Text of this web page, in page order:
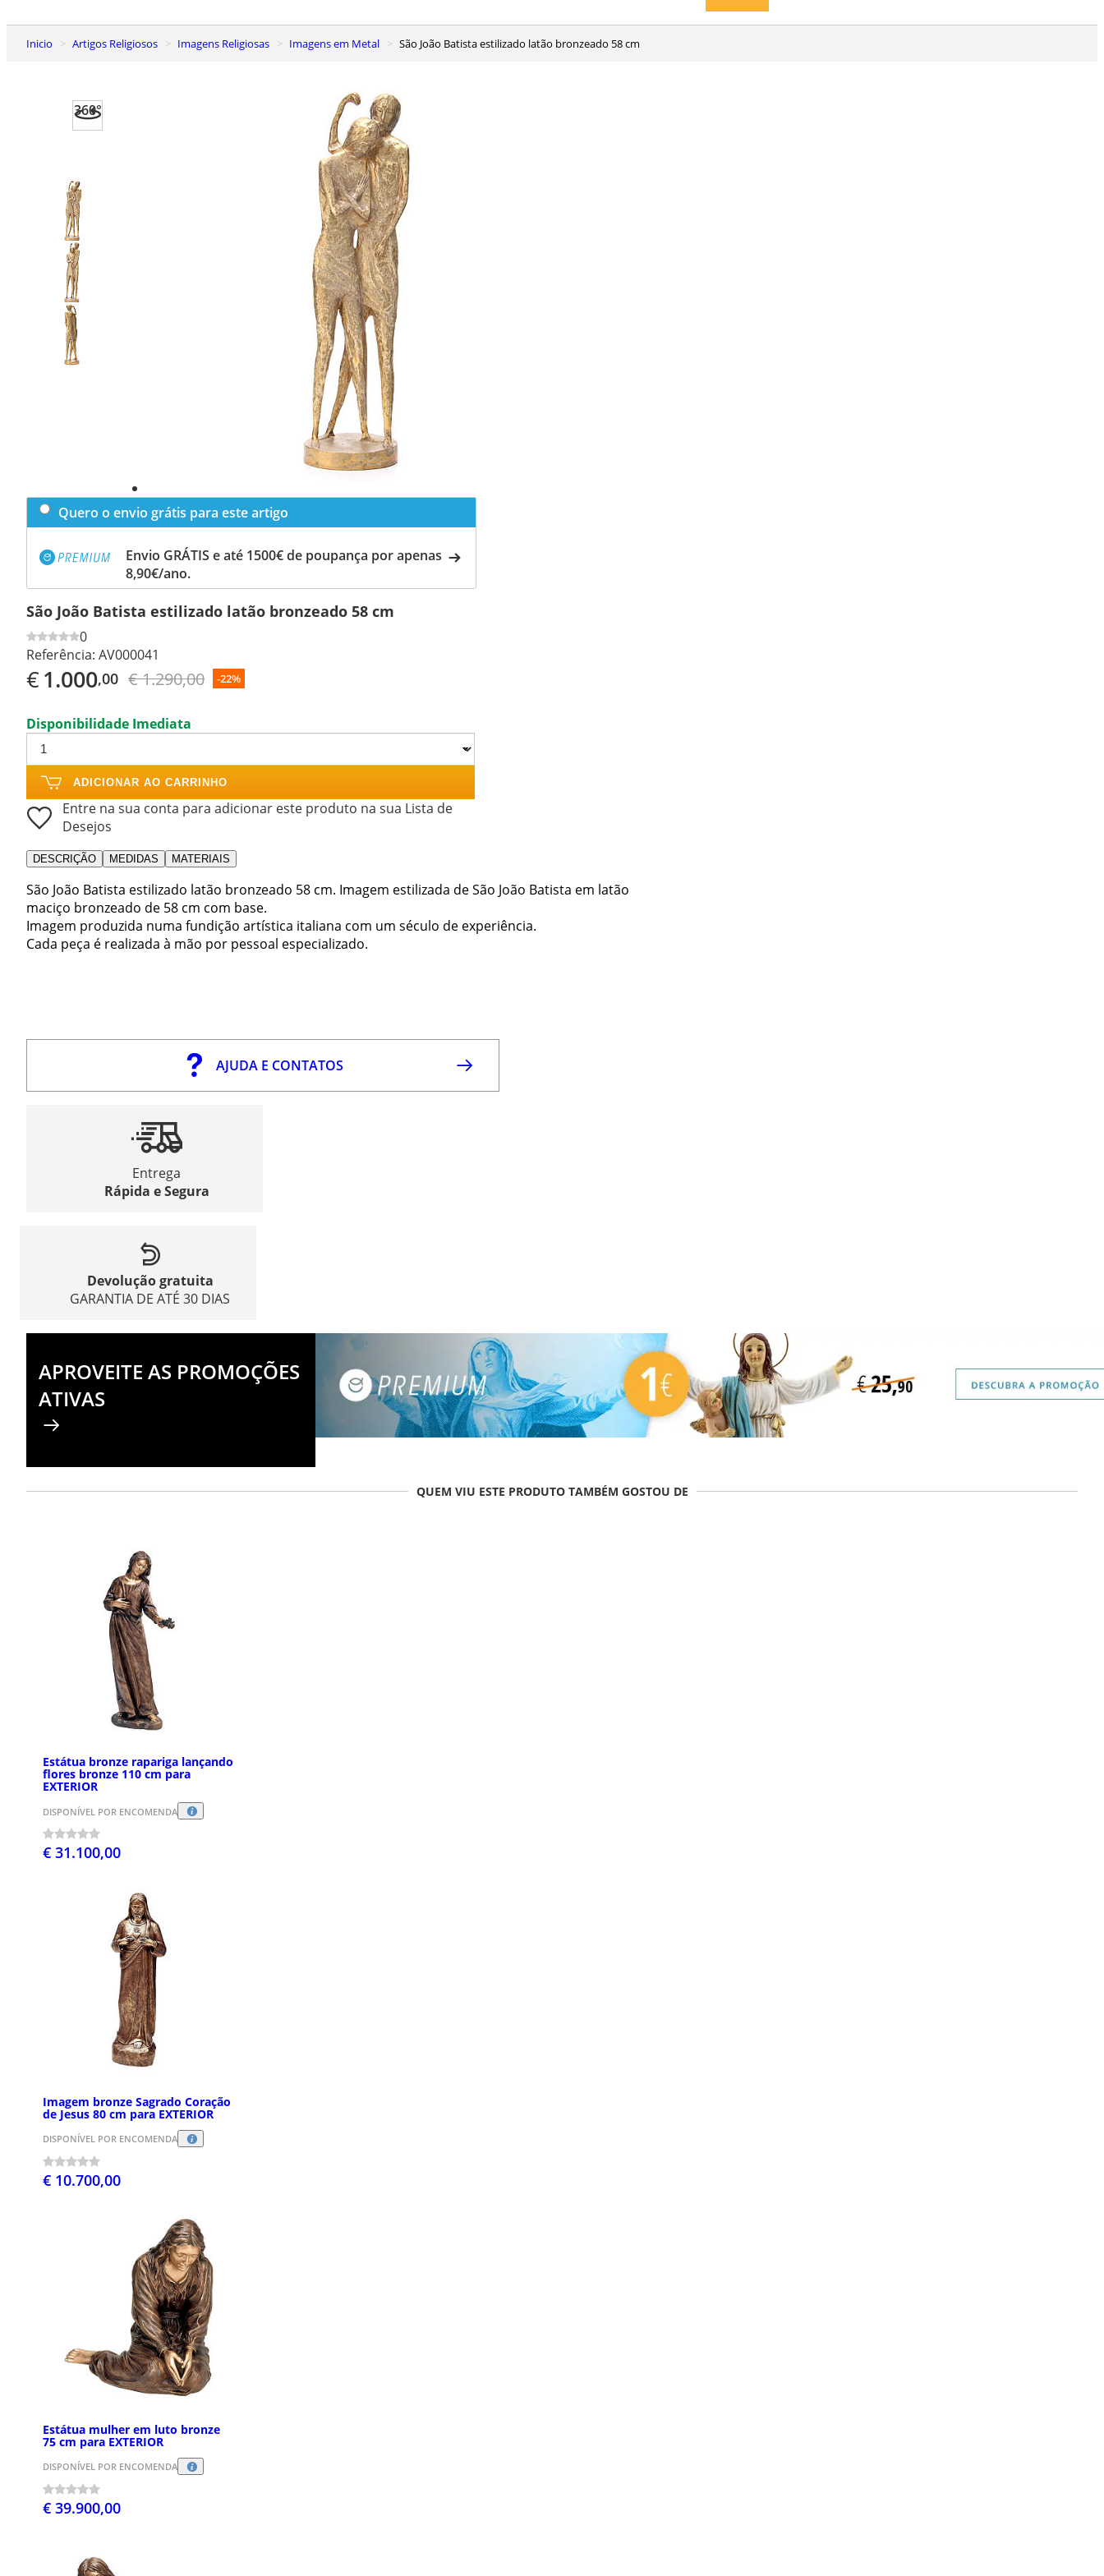
Inicio Artigos Religiosos Imagens Religiosas Imagens em Metal São João Batista estilizado latão bronzeado 58 cm
360°
Quero o envio grátis para este artigo
Envio GRÁTIS e até 1500€ de poupança por apenas
8,90€/ano.
São João Batista estilizado latão bronzeado 58 cm
0
Referência: AV000041
€1.000,00 € 1.290,00 -22%
Disponibilidade Imediata
ADICIONAR AO CARRINHO
Entre na sua conta para adicionar este produto na sua Lista de
Desejos
DESCRIÇÃO MEDIDAS MATERIAIS
São João Batista estilizado latão bronzeado 58 cm. Imagem estilizada de São João Batista em latão
maciço bronzeado de 58 cm com base.
Imagem produzida numa fundição artística italiana com um século de experiência.
Cada peça é realizada à mão por pessoal especializado.
AJUDA E CONTATOS
Entrega
Rápida e Segura
Devolução gratuita
GARANTIA DE ATÉ 30 DIAS
APROVEITE AS PROMOÇÕES
ATIVAS
QUEM VIU ESTE PRODUTO TAMBÉM GOSTOU DE
Estátua bronze rapariga lançando
flores bronze 110 cm para
EXTERIOR
DISPONÍVEL POR ENCOMENDA
€ 31.100,00
Imagem bronze Sagrado Coração
de Jesus 80 cm para EXTERIOR
DISPONÍVEL POR ENCOMENDA
€ 10.700,00
Estátua mulher em luto bronze
75 cm para EXTERIOR
DISPONÍVEL POR ENCOMENDA
€ 39.900,00